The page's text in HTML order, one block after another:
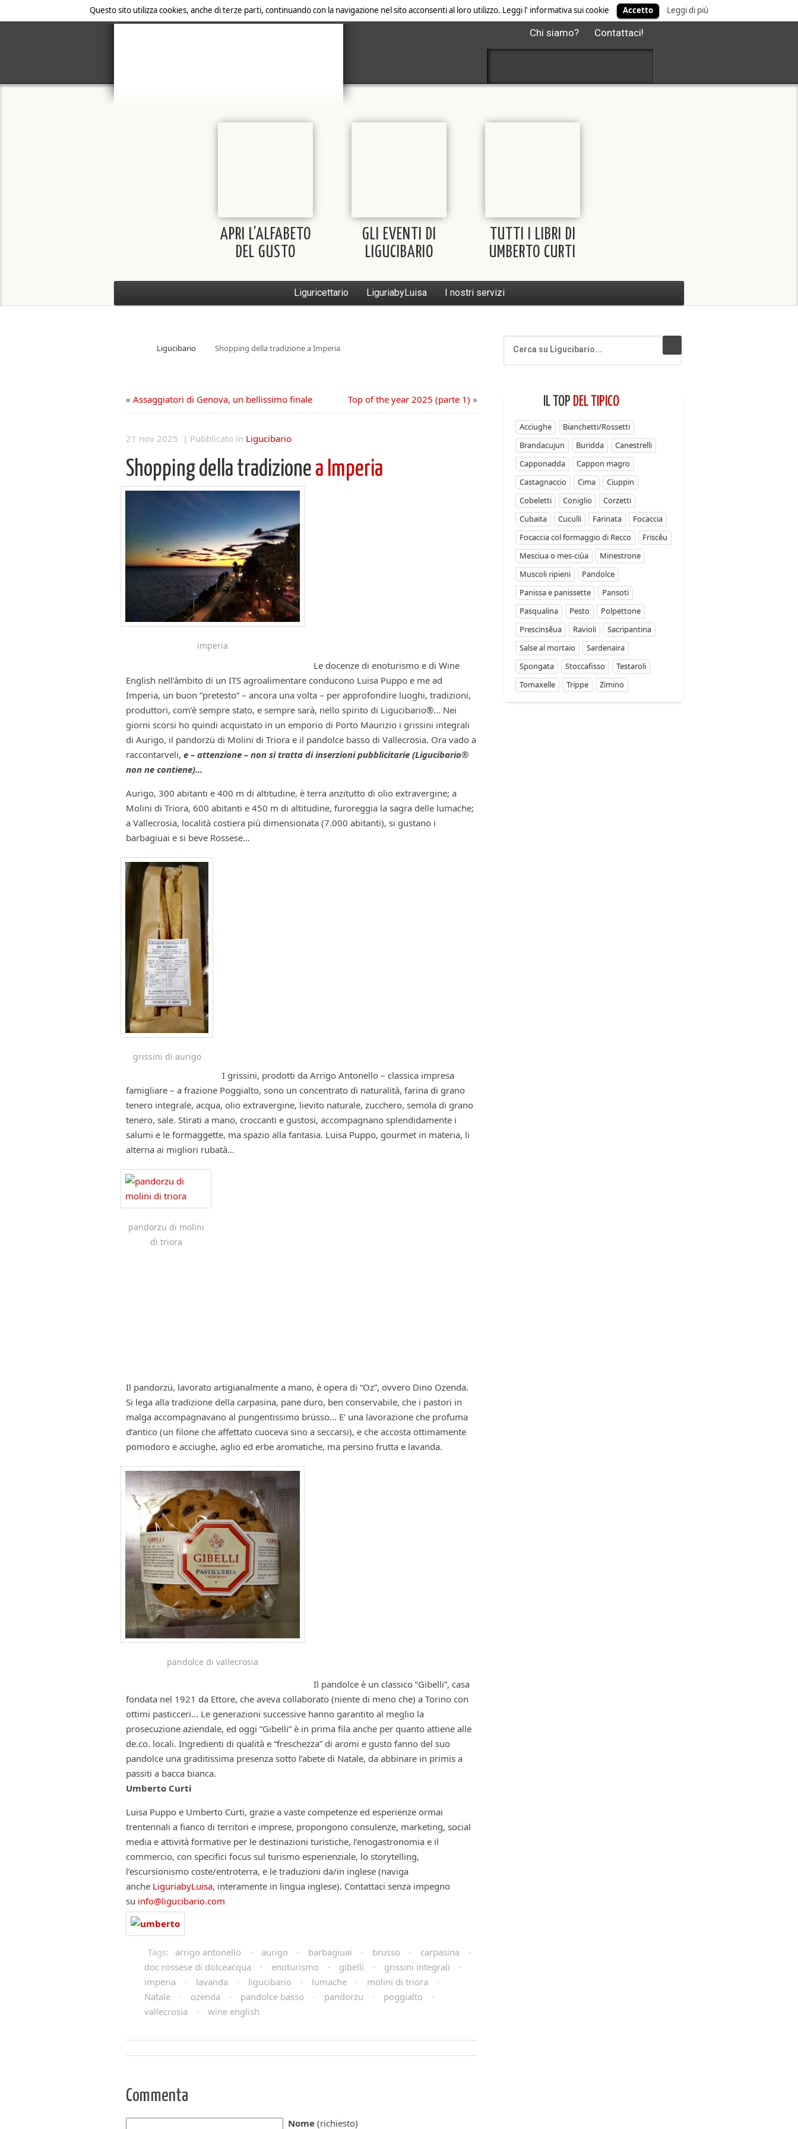
Questo sito utilizza cookies, anche di terze parti, continuando con la navigazione nel sito acconsenti al loro utilizzo. Leggi l' informativa sui cookie Accetto Leggi di più
Chi siamo? Contattaci!
APRI L’ALFABETO
DEL GUSTO
GLI EVENTI DI
LIGUCIBARIO
TUTTI I LIBRI DI
UMBERTO CURTI
Liguricettario LiguriabyLuisa I nostri servizi
Ligucibario Shopping della tradizione a Imperia
« Assaggiatori di Genova, un bellissimo finale Top of the year 2025 (parte 1) »
21 nov 2025 | Pubblicato in Ligucibario
Shopping della tradizione a Imperia
imperia
Le docenze di enoturismo e di Wine
English nell’àmbito di un ITS agroalimentare conducono Luisa Puppo e me ad
Imperia, un buon “pretesto” – ancora una volta – per approfondire luoghi, tradizioni,
produttori, com’è sempre stato, e sempre sarà, nello spirito di Ligucibario®… Nei
giorni scorsi ho quindi acquistato in un emporio di Porto Maurizio i grissini integrali
di Aurigo, il pandorzü di Molini di Triora e il pandolce basso di Vallecrosia. Ora vado a
raccontarveli, e – attenzione – non si tratta di inserzioni pubblicitarie (Ligucibario®
non ne contiene)…
Aurigo, 300 abitanti e 400 m di altitudine, è terra anzitutto di olio extravergine; a
Molini di Triora, 600 abitanti e 450 m di altitudine, furoreggia la sagra delle lumache;
a Vallecrosia, località costiera più dimensionata (7.000 abitanti), si gustano i
barbagiuai e si beve Rossese…
grissini di aurigo
I grissini, prodotti da Arrigo Antonello – classica impresa
famigliare – a frazione Poggialto, sono un concentrato di naturalità, farina di grano
tenero integrale, acqua, olio extravergine, lievito naturale, zucchero, semola di grano
tenero, sale. Stirati a mano, croccanti e gustosi, accompagnano splendidamente i
salumi e le formaggette, ma spazio alla fantasia. Luisa Puppo, gourmet in materia, li
alterna ai migliori rubatà…
pandorzu di molini
di triora
Il pandorzü, lavorato artigianalmente a mano, è opera di “Oz”, ovvero Dino Ozenda.
Si lega alla tradizione della carpasina, pane duro, ben conservabile, che i pastori in
malga accompagnavano al pungentissimo brüsso… E’ una lavorazione che profuma
d’antico (un filone che affettato cuoceva sino a seccarsi), e che accosta ottimamente
pomodoro e acciughe, aglio ed erbe aromatiche, ma persino frutta e lavanda.
pandolce di vallecrosia
Il pandolce è un classico “Gibelli”, casa
fondata nel 1921 da Ettore, che aveva collaborato (niente di meno che) a Torino con
ottimi pasticceri… Le generazioni successive hanno garantito al meglio la
prosecuzione aziendale, ed oggi “Gibelli” è in prima fila anche per quanto attiene alle
de.co. locali. Ingredienti di qualità e “freschezza” di aromi e gusto fanno del suo
pandolce una graditissima presenza sotto l’abete di Natale, da abbinare in primis a
passiti a bacca bianca.
Umberto Curti
Luisa Puppo e Umberto Curti, grazie a vaste competenze ed esperienze ormai
trentennali a fianco di territori e imprese, propongono consulenze, marketing, social
media e attività formative per le destinazioni turistiche, l’enogastronomia e il
commercio, con specifici focus sul turismo esperienziale, lo storytelling,
l’escursionismo coste/entroterra, e le traduzioni da/in inglese (naviga
anche LiguriabyLuisa, interamente in lingua inglese). Contattaci senza impegno
su info@ligucibario.com
Tags: arrigo antonello · aurigo · barbagiuai · brusso · carpasina
·
doc rossese di dolceacqua
· enoturismo · gibelli · grissini integrali
·
imperia
· lavanda · ligucibario · lumache · molini di triora
·
Natale
· ozenda · pandolce basso · pandorzu · poggialto
·
vallecrosia
· wine english
Commenta
Nome (richiesto)
IL TOP DEL TIPICO
Acciughe
Bianchetti/Rossetti
Brandacujun
Buridda
Canestrelli
Capponadda
Cappon magro
Castagnaccio
Cima
Ciuppin
Cobeletti
Coniglio
Corzetti
Cubaita
Cuculli Farinata
Focaccia
Focaccia col formaggio di Recco
Friscêu
Mesciua o mes-ciùa
Minestrone
Muscoli ripieni
Pandolce
Panissa e panissette
Pansoti
Pasqualina
Pesto
Polpettone
Prescinsêua
Ravioli
Sacripantina
Salse al mortaio
Sardenaira
Spongata
Stoccafisso
Testaroli
Tomaxelle
Trippe Zimino